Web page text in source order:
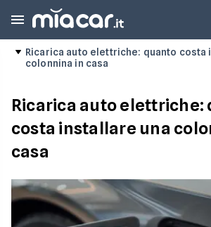
Ricarica auto elettriche: quanto costa
colonnina in casa
Ricarica auto elettriche:
costa installare una
casa